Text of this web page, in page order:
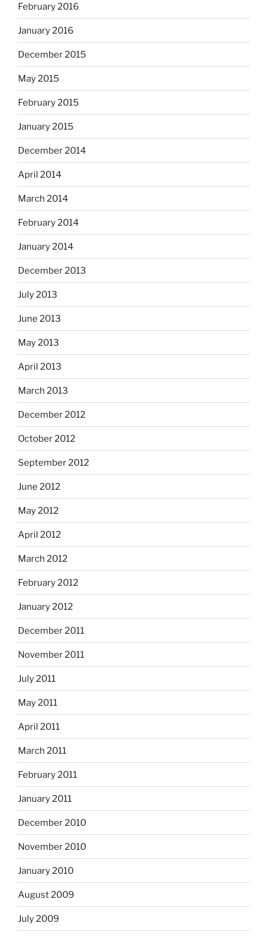
February 2016
January 2016
December 2015
May 2015
February 2015
January 2015
December 2014
April 2014
March 2014
February 2014
January 2014
December 2013
July 2013
June 2013
May 2013
April 2013
March 2013
December 2012
October 2012
September 2012
June 2012
May 2012
April 2012
March 2012
February 2012
January 2012
December 2011
November 2011
July 2011
May 2011
April 2011
March 2011
February 2011
January 2011
December 2010
November 2010
January 2010
August 2009
July 2009